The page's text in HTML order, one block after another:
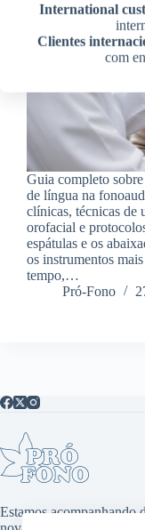
International
Clientes
com
Guia completo
de língua na
clínicas, técnicas de
orofacial e
espátulas e os
os instrumentos
tempo,…
Pró-Fono
Estamos acompanhando